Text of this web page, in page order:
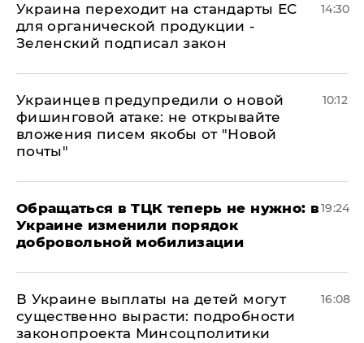
Украина переходит на стандарты ЕС
для органической продукции -
Зеленский подписал закон
14:30
Украинцев предупредили о новой
фишинговой атаке: не открывайте
вложения писем якобы от "Новой
почты"
10:12
Обращаться в ТЦК теперь не нужно: в
Украине изменили порядок
добровольной мобилизации
19:24
В Украине выплаты на детей могут
существенно вырасти: подробности
законопроекта Минсоцполитики
16:08